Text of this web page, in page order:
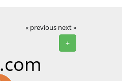
« previous next »
+